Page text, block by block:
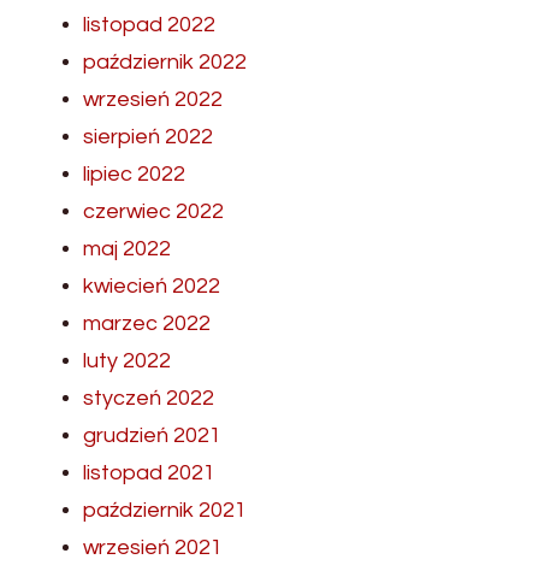
listopad 2022
październik 2022
wrzesień 2022
sierpień 2022
lipiec 2022
czerwiec 2022
maj 2022
kwiecień 2022
marzec 2022
luty 2022
styczeń 2022
grudzień 2021
listopad 2021
październik 2021
wrzesień 2021